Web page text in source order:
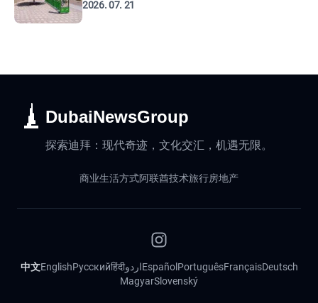
2026. 07. 21
DubaiNewsGroup
探索迪拜：现代奇迹，文化交汇，机遇无限。
商业生活方式阿联酋技术旅行房地产
中文EnglishРусскийहिंदीاردوEspañol PortuguêsFrançaisDeutsch
MagyarSlovenský